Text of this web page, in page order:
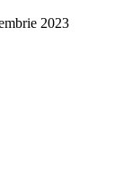
2023